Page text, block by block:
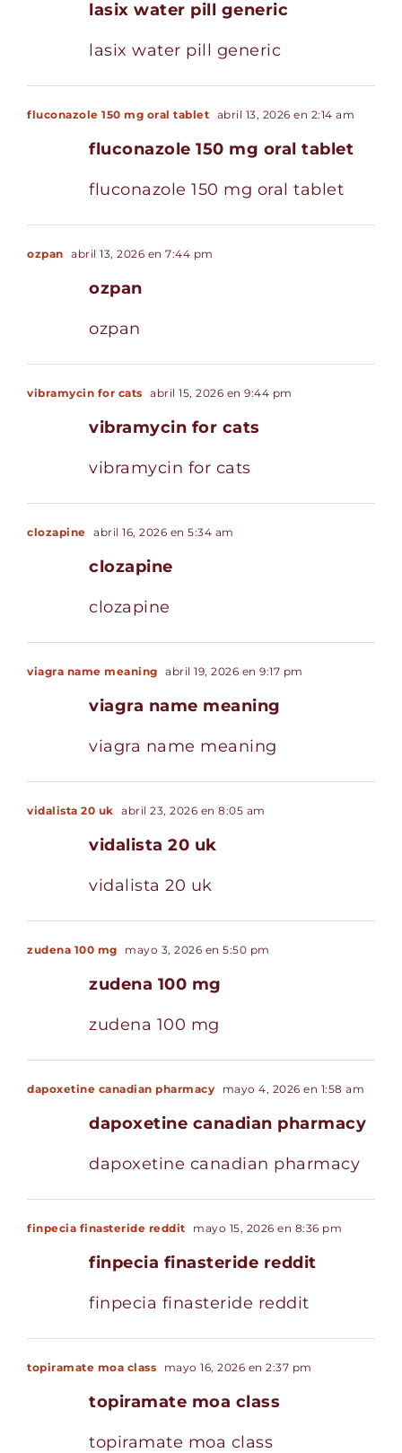
lasix water pill generic
lasix water pill generic
fluconazole 150 mg oral tablet abril 13, 2026 en 2:14 am
fluconazole 150 mg oral tablet
fluconazole 150 mg oral tablet
ozpan abril 13, 2026 en 7:44 pm
ozpan
ozpan
vibramycin for cats abril 15, 2026 en 9:44 pm
vibramycin for cats
vibramycin for cats
clozapine abril 16, 2026 en 5:34 am
clozapine
clozapine
viagra name meaning abril 19, 2026 en 9:17 pm
viagra name meaning
viagra name meaning
vidalista 20 uk abril 23, 2026 en 8:05 am
vidalista 20 uk
vidalista 20 uk
zudena 100 mg mayo 3, 2026 en 5:50 pm
zudena 100 mg
zudena 100 mg
dapoxetine canadian pharmacy mayo 4, 2026 en 1:58 am
dapoxetine canadian pharmacy
dapoxetine canadian pharmacy
finpecia finasteride reddit mayo 15, 2026 en 8:36 pm
finpecia finasteride reddit
finpecia finasteride reddit
topiramate moa class mayo 16, 2026 en 2:37 pm
topiramate moa class
topiramate moa class